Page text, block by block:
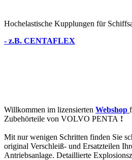
Hochelastische Kupplungen für
- z.B. CENTAFLEX
Willkommen im lizensierten Webshop
Zubehörteile von VOLVO PENTA !
Mit nur wenigen Schritten finden Sie
original Verschleiß- und Ersatzteilen
Antriebsanlage. Detaillierte